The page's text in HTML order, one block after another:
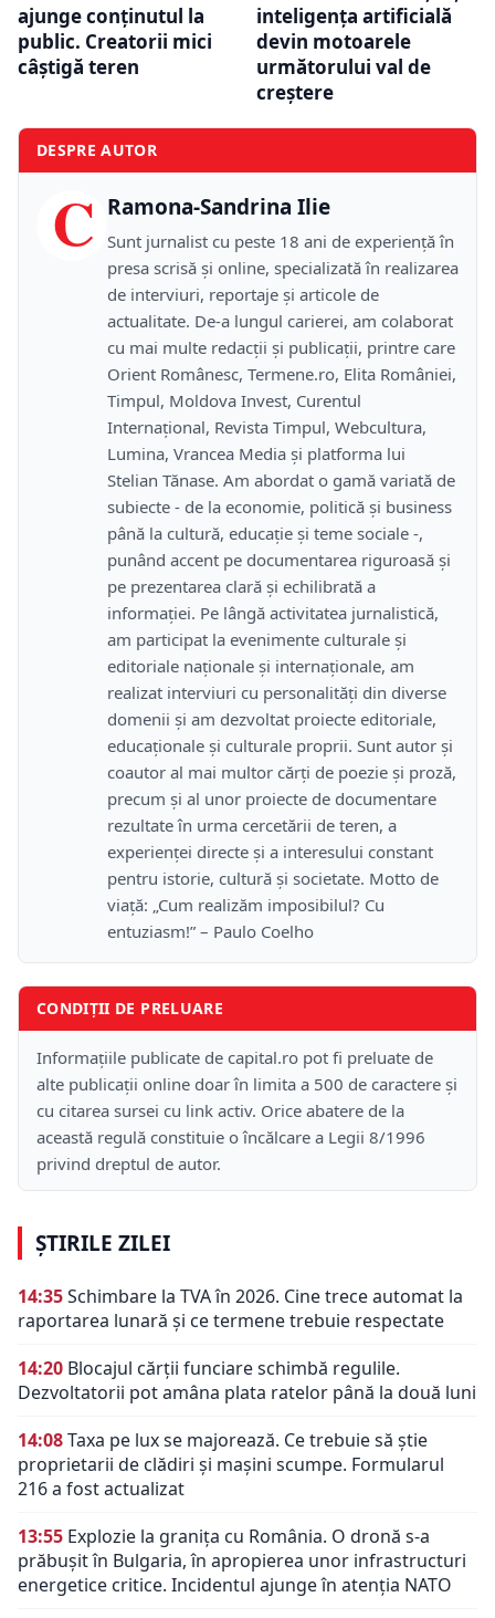
ajunge conținutul la
public. Creatorii mici
câștigă teren
inteligența artificială
devin motoarele
următorului val de
creștere
DESPRE AUTOR
C Ramona-Sandrina Ilie
Sunt jurnalist cu peste 18 ani de experiență în
presa scrisă și online, specializată în realizarea
de interviuri, reportaje și articole de
actualitate. De-a lungul carierei, am colaborat
cu mai multe redacții și publicații, printre care
Orient Românesc, Termene.ro, Elita României,
Timpul, Moldova Invest, Curentul
Internațional, Revista Timpul, Webcultura,
Lumina, Vrancea Media și platforma lui
Stelian Tănase. Am abordat o gamă variată de
subiecte - de la economie, politică și business
până la cultură, educație și teme sociale -,
punând accent pe documentarea riguroasă și
pe prezentarea clară și echilibrată a
informației. Pe lângă activitatea jurnalistică,
am participat la evenimente culturale și
editoriale naționale și internaționale, am
realizat interviuri cu personalități din diverse
domenii și am dezvoltat proiecte editoriale,
educaționale și culturale proprii. Sunt autor și
coautor al mai multor cărți de poezie și proză,
precum și al unor proiecte de documentare
rezultate în urma cercetării de teren, a
experienței directe și a interesului constant
pentru istorie, cultură și societate. Motto de
viață: „Cum realizăm imposibilul? Cu
entuziasm!” – Paulo Coelho
CONDIȚII DE PRELUARE
Informațiile publicate de capital.ro pot fi preluate de
alte publicații online doar în limita a 500 de caractere și
cu citarea sursei cu link activ. Orice abatere de la
această regulă constituie o încălcare a Legii 8/1996
privind dreptul de autor.
ȘTIRILE ZILEI
14:35Schimbare la TVA în 2026. Cine trece automat la
raportarea lunară și ce termene trebuie respectate
14:20 Blocajul cărții funciare schimbă regulile.
Dezvoltatorii pot amâna plata ratelor până la două luni
14:08Taxa pe lux se majorează. Ce trebuie să știe
proprietarii de clădiri și mașini scumpe. Formularul
216 a fost actualizat
13:55 Explozie la granița cu România. O dronă s-a
prăbușit în Bulgaria, în apropierea unor infrastructuri
energetice critice. Incidentul ajunge în atenția NATO